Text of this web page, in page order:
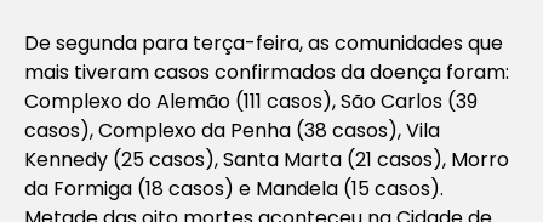
De segunda para terça-feira, as comunidades que
mais tiveram casos confirmados da doença foram:
Complexo do Alemão (111 casos), São Carlos (39
casos), Complexo da Penha (38 casos), Vila
Kennedy (25 casos), Santa Marta (21 casos), Morro
da Formiga (18 casos) e Mandela (15 casos).